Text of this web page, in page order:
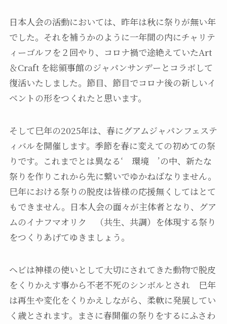
日本人会の活動においては、昨年は秋に祭りが無い年
でした。それを補うかのように一年間の内にチャリテ
ィーゴルフを２回やり、コロナ禍で途絶えていたArt
＆Craft を総領事館のジャパンサンデーとコラボして
復活いたしました。節目、節目でコロナ後の新しいイ
ベントの形をつくれたと思います。
そして巳年の2025年は、春にグアムジャパンフェステ
ィバルを開催します。季節を春に変えての初めての祭
りです。これまでとは異なる‘ 環境 ’の中、新たな
祭りを作りこれから先に繋いでゆかねばなりません。
巳年における祭りの脱皮は皆様の応援無くしてはとて
もできません。日本人会の面々が主体者となり、グア
ムのイナフマオリク （共生、共調）を体現する祭り
をつくりあげてゆきましょう。
ヘビは神様の使いとして大切にされてきた動物で脱皮
をくりかえす事から不老不死のシンボルとされ 巳年
は再生や変化をくりかえしながら、柔軟に発展してい
く歳とされます。まさに春開催の祭りをするにふさわ